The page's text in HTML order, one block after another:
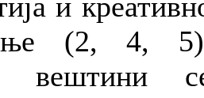
(2, 4,
вештини